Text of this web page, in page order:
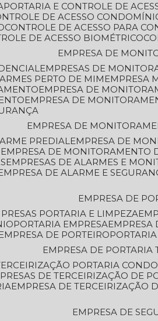
PORTARIA E CONTROLE DE
DE ACESSO
CONTROLE DE ACESSO PARA
DE ACESSO BIOMÉTRICO
EMPRESA DE
EMPRESAS DE
PERTO DE MIM
EMPRESA DE
EMPRESA DE
EMPRESA DE
PREDIAL
EMPRESA DE
EMPRESA DE MONITORAMENTO
EMPRESAS DE ALARMES E
EMPRESA DE ALARME E
EMPRESA DE
PORTARIA E LIMPEZA
PORTARIA EMPRESA
EMPRESA DE PORTEIRO
EMPRESA DE
TERCEIRIZAÇÃO PORTARIA
DE TERCEIRIZAÇÃO DE
EMPRESA DE TERCEIRIZAÇÃO
EMPRESA DE